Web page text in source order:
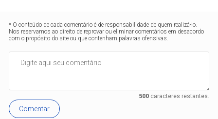
* O conteúdo de cada comentário é de responsabilidade de quem realizá-lo.
Nos reservamos ao direito de reprovar ou eliminar comentários em desacordo
com o propósito do site ou que contenham palavras ofensivas.
500caracteres restantes.
Comentar